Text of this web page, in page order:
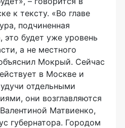
к тексту. «Во главе
подчиненная
это будет уже уровень
а не местного
Мокрый. Сейчас
в Москве и
отдельными
они возглавляются
Матвиенко,
губернатора. Городом